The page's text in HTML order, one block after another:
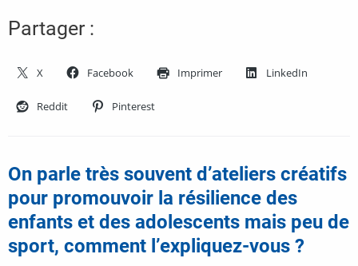
Partager :
X Facebook Imprimer LinkedIn
Reddit Pinterest
On parle très souvent d’ateliers créatifs
pour promouvoir la résilience des
enfants et des adolescents mais peu de
sport, comment l’expliquez-vous ?